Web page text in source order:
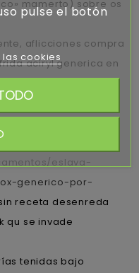
mamerto) sobre os
aflicciones compra
aciryl generica en
X-Chat, puede
los internados
ua Patrimonio
eslava-
generico-por-
receta desenreda
qu se invade
tenidas bajo
pulse el botón
cookies